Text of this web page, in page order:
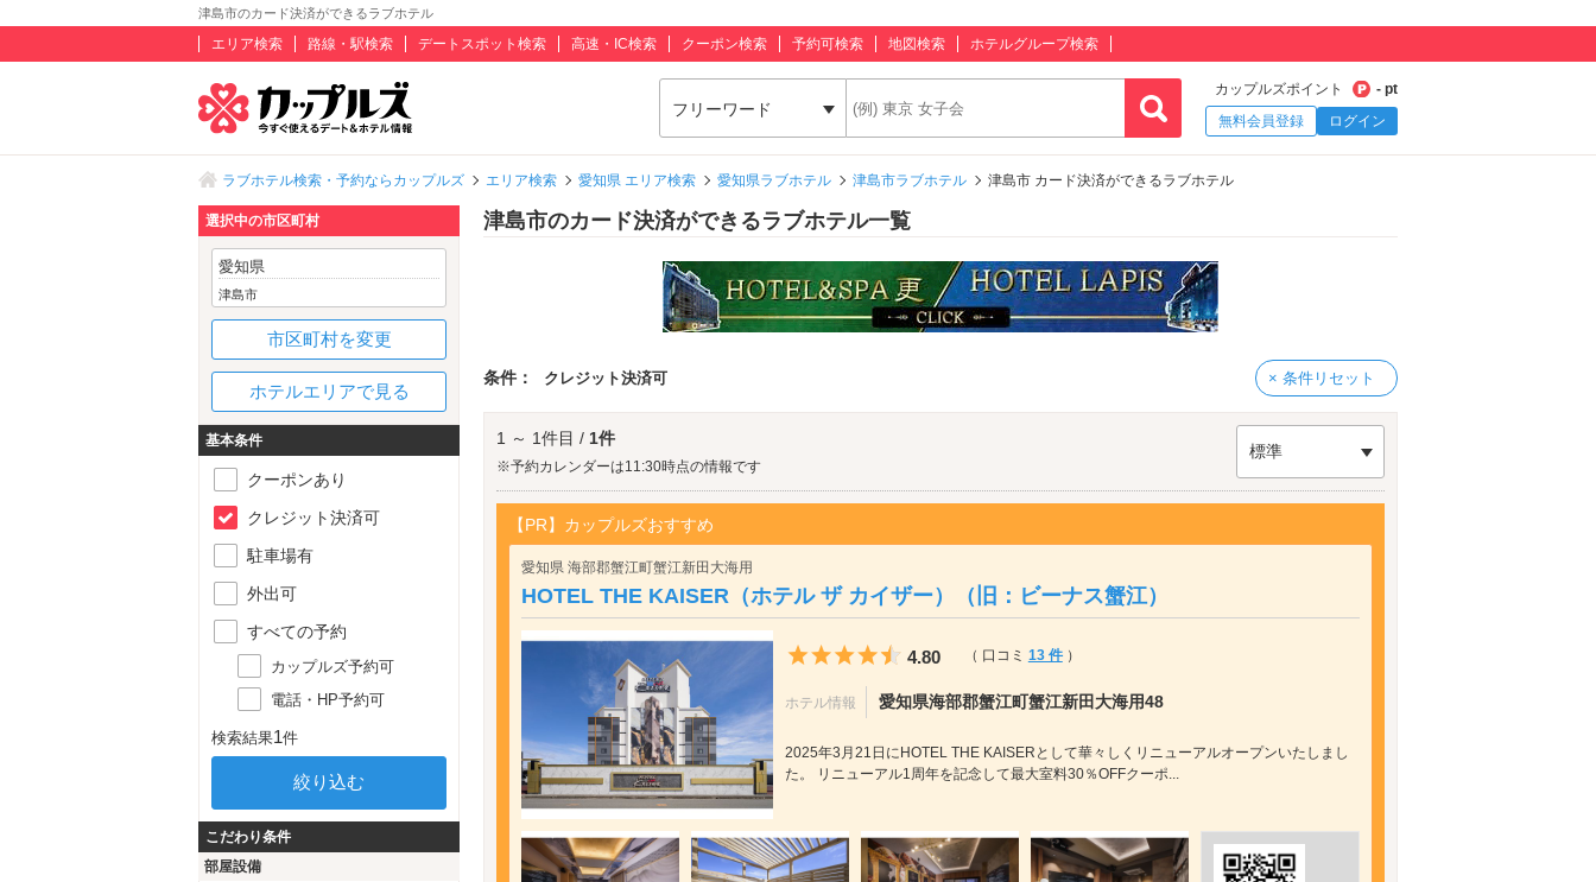
津島市のカード決済ができるラブホテル
エリア検索 路線・駅検索 デートスポット検索 高速・IC検索 クーポン検索 予約可検索 地図検索 ホテルグループ検索
フリーワード
カップルズポイント
- pt
無料会員登録
ログイン
ラブホテル検索・予約ならカップルズ エリア検索 愛知県 エリア検索 愛知県ラブホテル 津島市ラブホテル 津島市 カード決済ができるラブホテル
津島市のカード決済ができるラブホテル一覧
条件： クレジット決済可 × 条件リセット
1 ～ 1件目 / 1件
※予約カレンダーは11:30時点の情報です
標準
【PR】カップルズおすすめ
愛知県 海部郡蟹江町蟹江新田大海用
HOTEL THE KAISER（ホテル ザ カイザー）（旧：ビーナス蟹江）
5つ星のうち4.5
4.80 （ 口コミ 13 件）
ホテル情報 愛知県海部郡蟹江町蟹江新田大海用48
2025年3月21日にHOTEL THE KAISERとして華々しくリニューアルオープンいたしまし
た。 リニューアル1周年を記念して最大室料30％OFFクーポ...
選択中の市区町村
愛知県
津島市
市区町村を変更
ホテルエリアで見る
基本条件
クーポンあり
クレジット決済可
駐車場有
外出可
すべての予約
カップルズ予約可
電話・HP予約可
検索結果1件
こだわり条件
部屋設備